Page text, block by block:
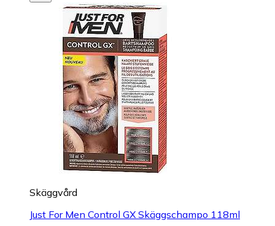
Skäggvård
Just For Men Control GX Skäggschampo 118ml